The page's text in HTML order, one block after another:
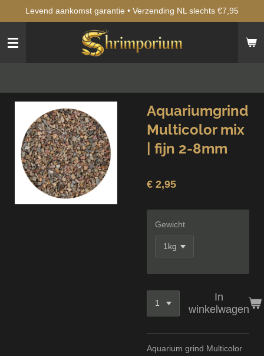
naar
hoofdinhoud
Levend aankomst garantie • Verzending NL slechts €7,95
Aquariumgrind
Multicolor mix
| fijn 2-8mm
€ 2,95
Gewicht
In
winkelwagen
Aquarium grind Multicolor